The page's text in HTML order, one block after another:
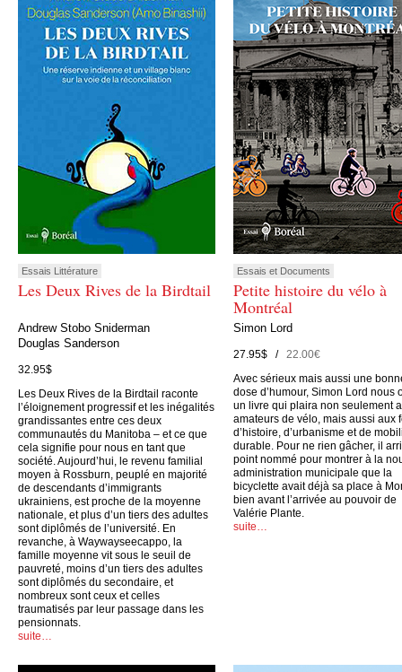
Essais Littérature
Les Deux Rives de la Birdtail
Andrew Stobo Sniderman
Douglas Sanderson
32.95$
Les Deux Rives de la Birdtail raconte
l’éloignement progressif et les inégalités
grandissantes entre ces deux
communautés du Manitoba – et ce que
cela signifie pour nous en tant que
société. Aujourd’hui, le revenu familial
moyen à Rossburn, peuplé en majorité
de descendants d’immigrants
ukrainiens, est proche de la moyenne
nationale, et plus d’un tiers des adultes
sont diplômés de l’université. En
revanche, à Waywayseecappo, la
famille moyenne vit sous le seuil de
pauvreté, moins d’un tiers des adultes
sont diplômés du secondaire, et
nombreux sont ceux et celles
traumatisés par leur passage dans les
pensionnats.
suite…
Essais et Documents
Petite histoire du vélo à
Montréal
Simon Lord
27.95$ /22.00€
Avec sérieux mais aussi une
dose d’humour, Simon Lord nous
un livre qui plaira non seulement
amateurs de vélo, mais aussi aux
d’histoire, d’urbanisme et de
durable. Pour ne rien gâcher, il
point nommé pour montrer à la
administration municipale que la
bicyclette avait déjà sa place à
bien avant l’arrivée au pouvoir de
Valérie Plante.
suite…